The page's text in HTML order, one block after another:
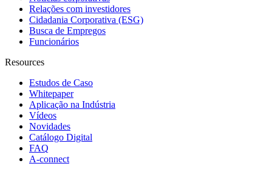
Relações com investidores
Cidadania Corporativa (ESG)
Busca de Empregos
Funcionários
Resources
Estudos de Caso
Whitepaper
Aplicação na Indústria
Vídeos
Novidades
Catálogo Digital
FAQ
A-connect